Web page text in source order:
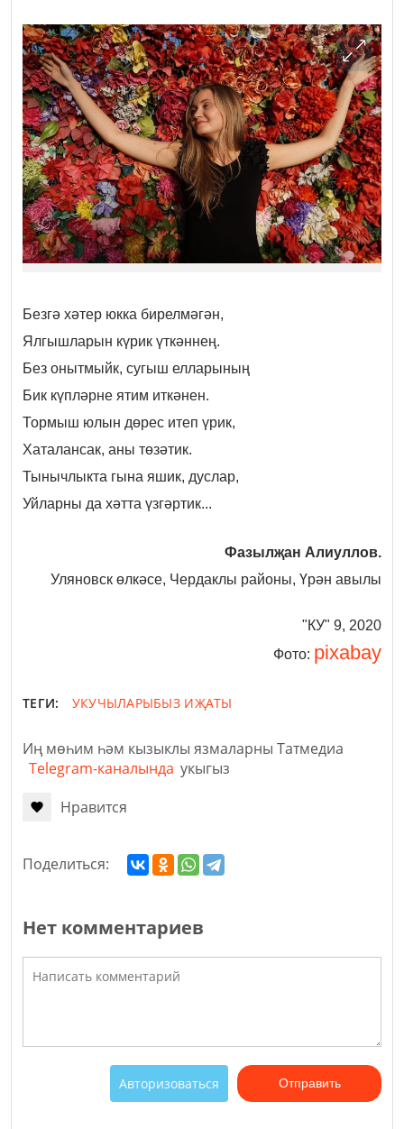
Безгә хәтер юкка бирелмәгән,
Ялгышларын күрик үткәннең.
Без онытмыйк, сугыш елларының
Бик күпләрне ятим иткәнен.
Тормыш юлын дөрес итеп үрик,
Хаталансак, аны төзәтик.
Тынычлыкта гына яшик, дуслар,
Уйларны да хәтта үзгәртик...
Фазылҗан Алиуллов.
Уляновск өлкәсе, Чердаклы районы, Үрән авылы
"КУ" 9, 2020
Фото: pixabay
ТЕГИ: УКУЧЫЛАРЫБЫЗ ИҖАТЫ
Иң мөһим һәм кызыклы язмаларны Татмедиа
Telegram-каналында укыгыз
Нравится
Поделиться:
Нет комментариев
Авторизоваться Отправить